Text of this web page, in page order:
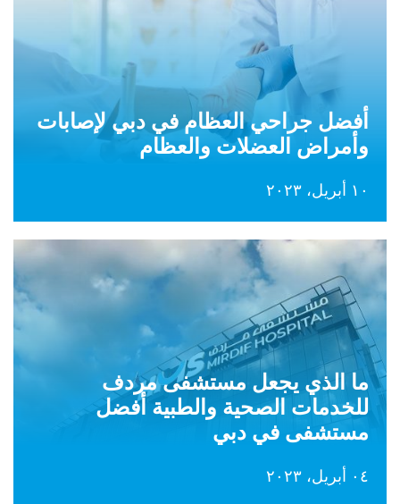
أفضل جراحي العظام في دبي لإصابات
وأمراض العضلات والعظام
١٠ أبريل، ٢٠٢٣
ما الذي يجعل مستشفى مردف
للخدمات الصحية والطبية أفضل
مستشفى في دبي
٠٤ أبريل، ٢٠٢٣